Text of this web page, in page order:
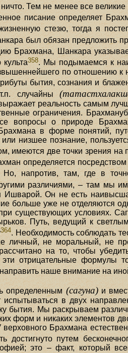
Тем не менее все
писание определяет
стезю, тогда я
был обязан предложить
Брахмана, Шанкара
358. Мы подымаемся к
по отношению
бытия, сознания и
случайны
реальность самым
ограничения.
вопросы о природе
в форме понятий,
низшее познание,
имеются две точки зрения
определяется
Но, напротив, там, где в
различиями, – там мы
Ишварой. Он не есть
больше уже не отделяются
существующих условиях.
Путь, ведущий к
364. Необходимость соблюдать
личный, не моральный, не
рассчитано на то, чтобы
эти отрицательные формулы
наше внимание на
определенным (сагуна)и
испытываться в двух
бытия. Мы раскрываем
форм и никаких элементов
Брахмана
достигнуто путем
это – факт, который